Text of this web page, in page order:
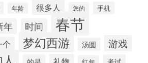
年龄 很多人 您的 手机
年 时间 春节
个 梦幻西游 汤圆 游戏